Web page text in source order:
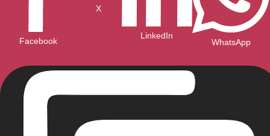
Facebook
X
LinkedIn
WhatsApp